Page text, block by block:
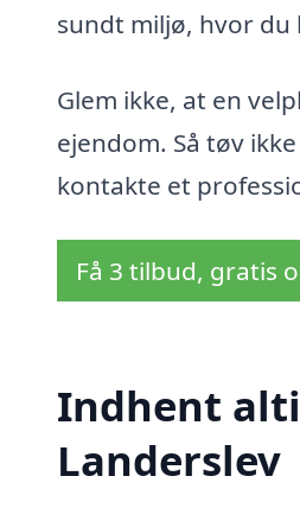
sundt miljø, hvor du
Glem ikke, at en
ejendom. Så tøv
kontakte et
Få 3 tilbud, gratis
Indhent
Landerslev